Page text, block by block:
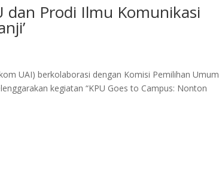
dan Prodi Ilmu Komunikasi
UAI) berkolaborasi dengan Komisi Pemilihan Umum
kegiatan “KPU Goes to Campus: Nonton